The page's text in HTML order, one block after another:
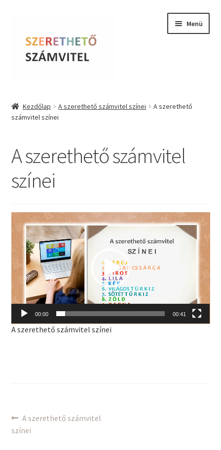
navigációhoz
tartalomba
Menü
Online kurzusok
Tudástár
Kezdőlap A szerethető számvitel színei
A szerethető
számvitel színei
A szerethető számvitel
színei
Videólejátszó
00:00 00:41
A szerethető számvitel színei
Bejegyzés
navigáció
Previous
post:
A szerethető számvitel
színei